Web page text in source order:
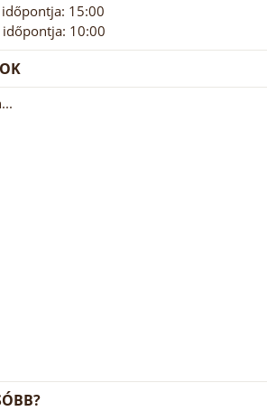
időpontja: 15:00
időpontja: 10:00